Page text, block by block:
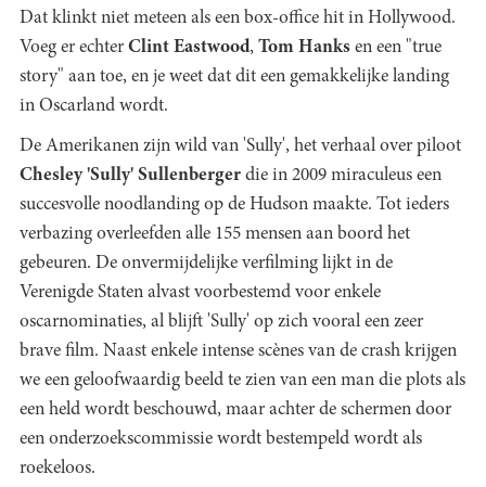
Dat klinkt niet meteen als een box-office hit in Hollywood.
Voeg er echter Clint Eastwood, Tom Hanks en een "true
story" aan toe, en je weet dat dit een gemakkelijke landing
in Oscarland wordt.
De Amerikanen zijn wild van 'Sully', het verhaal over piloot
Chesley 'Sully' Sullenberger die in 2009 miraculeus een
succesvolle noodlanding op de Hudson maakte. Tot ieders
verbazing overleefden alle 155 mensen aan boord het
gebeuren. De onvermijdelijke verfilming lijkt in de
Verenigde Staten alvast voorbestemd voor enkele
oscarnominaties, al blijft 'Sully' op zich vooral een zeer
brave film. Naast enkele intense scènes van de crash krijgen
we een geloofwaardig beeld te zien van een man die plots als
een held wordt beschouwd, maar achter de schermen door
een onderzoekscommissie wordt bestempeld wordt als
roekeloos.